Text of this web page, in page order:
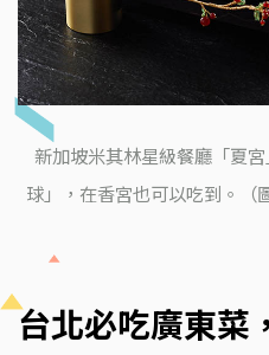
新加坡米其林星級餐廳「夏
球」，在香宮也可以吃到。（
台北必吃廣東菜